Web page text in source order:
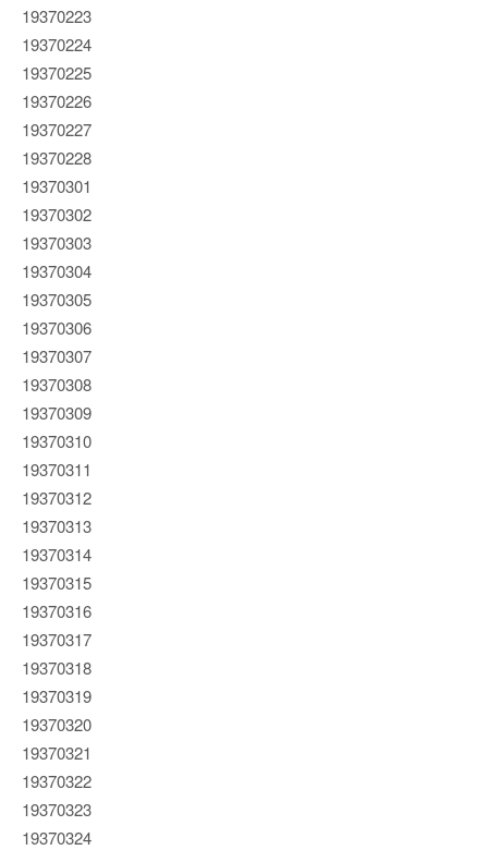
19370223
19370224
19370225
19370226
19370227
19370228
19370301
19370302
19370303
19370304
19370305
19370306
19370307
19370308
19370309
19370310
19370311
19370312
19370313
19370314
19370315
19370316
19370317
19370318
19370319
19370320
19370321
19370322
19370323
19370324